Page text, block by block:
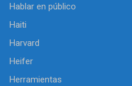
Hablar en público
Haiti
Harvard
Heifer
Herramientas